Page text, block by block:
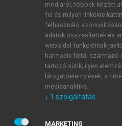
ÚJ FIÓK
1 óra díjmentes hozzáférés
E-MAIL-CÍM
JELSZÓ
módjáról, többek között
fel és milyen linkekre
felhasználó
adatok összesítettek és
weboldal funkcióinak
harmadik féltől
tartozó sütik; ilyen
látogatóelemzések, a
médiaanalitika.
↓ 1 szolgáltatás
MARKETING